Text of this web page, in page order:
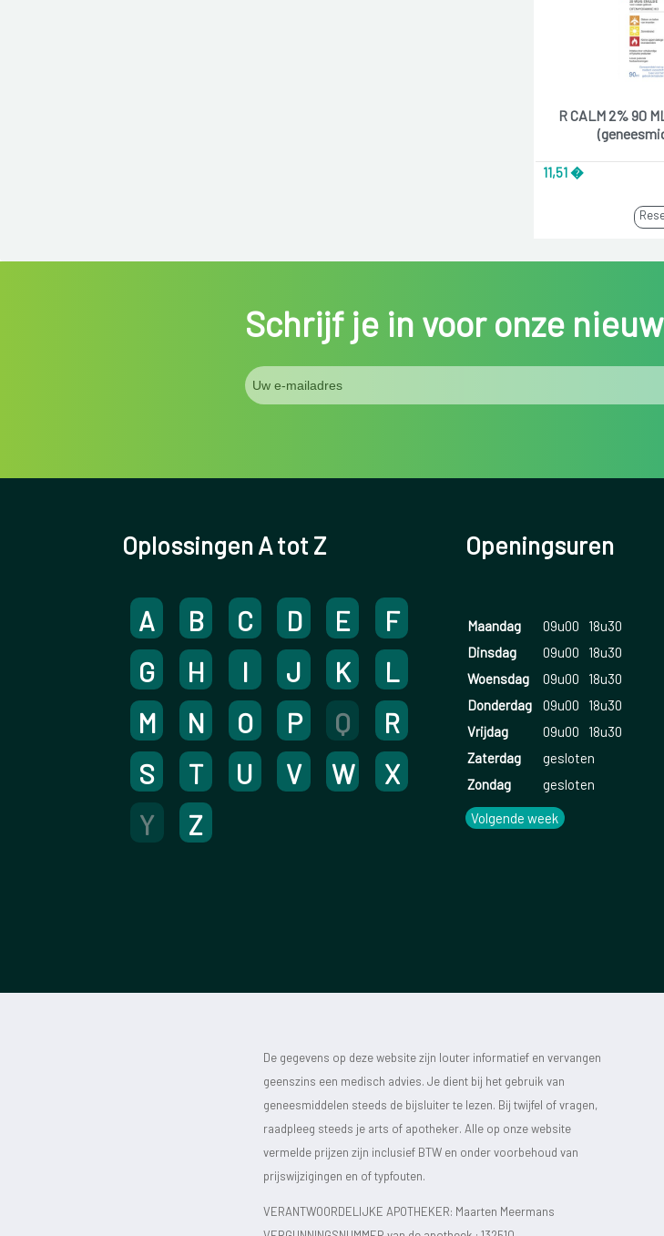
R CALM 2% 90
11,51 �
Schrijf je in voor onze
Oplossingen A tot Z
A B C D E
F
G
H I J K
L
M
N O P Q
R
S
T U V W
X
Y
Z
Openingsuren
Maandag 09u00
18u30
Dinsdag
09u00
18u30
Woensdag
09u00
18u30
Donderdag
09u00
18u30
Vrijdag
09u00
18u30
Zaterdag
gesloten
Zondag
gesloten
Volgende week
De gegevens op deze website zijn louter informatief en vervangen
geenszins een medisch advies. Je dient bij het gebruik van
geneesmiddelen steeds de bijsluiter te lezen. Bij twijfel of vragen,
raadpleeg steeds je arts of apotheker. Alle op onze website
vermelde prijzen zijn inclusief BTW en onder voorbehoud van
prijswijzigingen en of typfouten.
VERANTWOORDELIJKE APOTHEKER: Maarten Meermans